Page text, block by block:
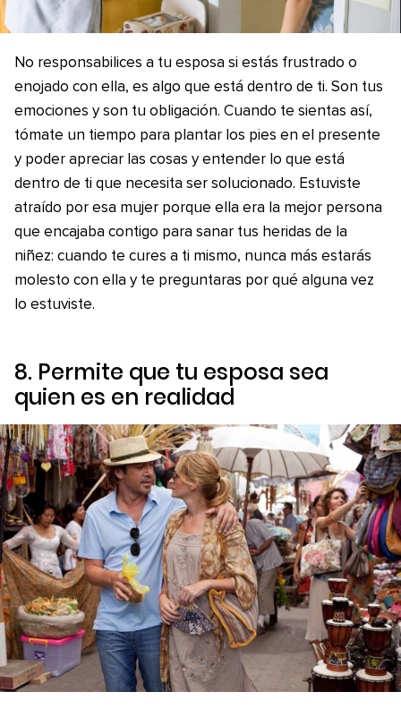
No responsabilices a tu esposa si estás frustrado o
enojado con ella, es algo que está dentro de ti. Son tus
emociones y son tu obligación. Cuando te sientas así,
tómate un tiempo para plantar los pies en el presente
y poder apreciar las cosas y entender lo que está
dentro de ti que necesita ser solucionado. Estuviste
atraído por esa mujer porque ella era la mejor persona
que encajaba contigo para sanar tus heridas de la
niñez: cuando te cures a ti mismo, nunca más estarás
molesto con ella y te preguntaras por qué alguna vez
lo estuviste.
8. Permite que tu esposa sea
quien es en realidad